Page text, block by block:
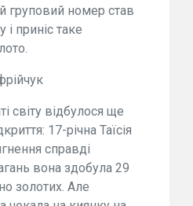
груповий номер став
і приніс таке
світу відбулося ще
17-річна Таїсія
справді
вона здобула 29
золотих. Але